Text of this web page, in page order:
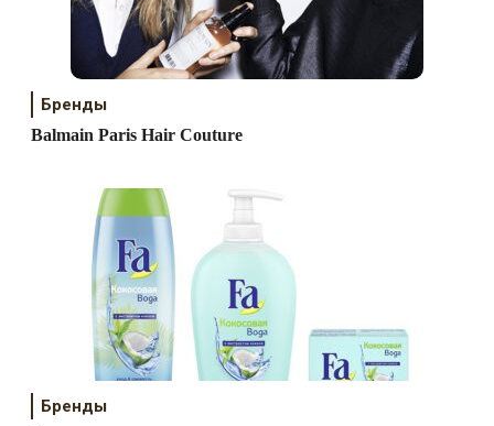
Бренды
Balmain Paris Hair Couture
Бренды